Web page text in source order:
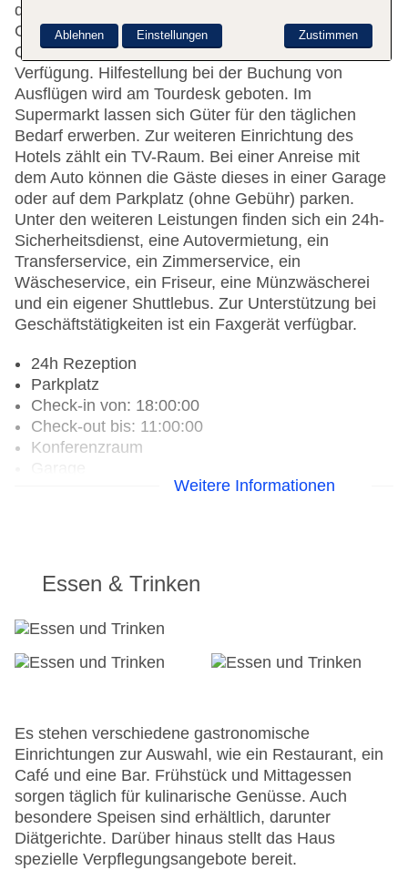
den Einrichtungen des Hauses gehören eine
Gepäckaufbewahrung, ein Safe und ein
Geldautomat. In der Unterbringung steht WLAN zur
Verfügung. Hilfestellung bei der Buchung von
Ausflügen wird am Tourdesk geboten. Im
Supermarkt lassen sich Güter für den täglichen
Bedarf erwerben. Zur weiteren Einrichtung des
Hotels zählt ein TV-Raum. Bei einer Anreise mit
dem Auto können die Gäste dieses in einer Garage
oder auf dem Parkplatz (ohne Gebühr) parken.
Unter den weiteren Leistungen finden sich ein 24h-
Sicherheitsdienst, eine Autovermietung, ein
Transferservice, ein Zimmerservice, ein
Wäscheservice, ein Friseur, eine Münzwäscherei
und ein eigener Shuttlebus. Zur Unterstützung bei
Geschäftstätigkeiten ist ein Faxgerät verfügbar.
24h Rezeption
Parkplatz
Check-in von: 18:00:00
Check-out bis: 11:00:00
Konferenzraum
Minimarkt
Anzahl der Konferenzräume: 1
Zimmerservice
Gesamtanzahl der Stockwerke: 7
Weitere Informationen
Essen & Trinken
Es stehen verschiedene gastronomische
Einrichtungen zur Auswahl, wie ein Restaurant, ein
Café und eine Bar. Frühstück und Mittagessen
sorgen täglich für kulinarische Genüsse. Auch
besondere Speisen sind erhältlich, darunter
Diätgerichte. Darüber hinaus stellt das Haus
spezielle Verpflegungsangebote bereit.
Zustimmen
Ablehnen Einstellungen